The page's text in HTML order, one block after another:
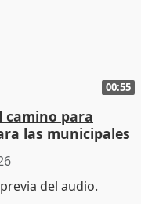
00:55
camino para
las municipales